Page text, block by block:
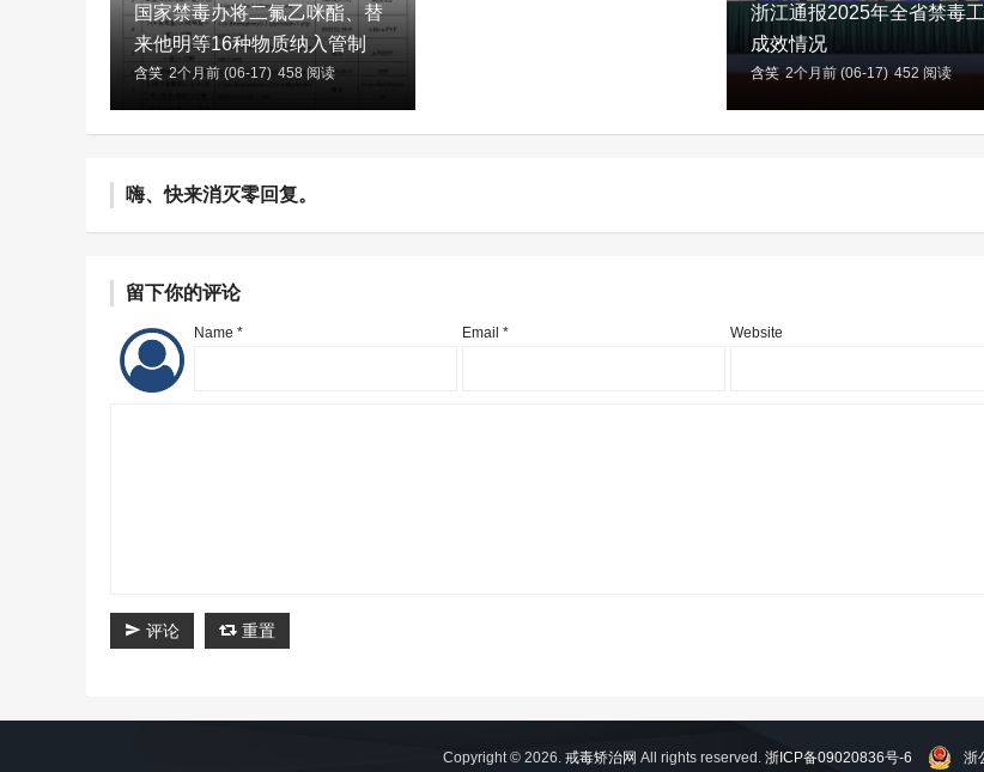
国家禁毒办将二氟乙咪酯、替
来他明等16种物质纳入管制
含笑 2个月前 (06-17) 458 阅读
浙江通报2025年全省禁毒
成效情况
含笑 2个月前 (06-17) 452 阅读
嗨、快来消灭零回复。
留下你的评论
Name * Email * Website
评论 重置
Copyright © 2026. 戒毒矫治网 All rights reserved. 浙ICP备09020836号-6 浙